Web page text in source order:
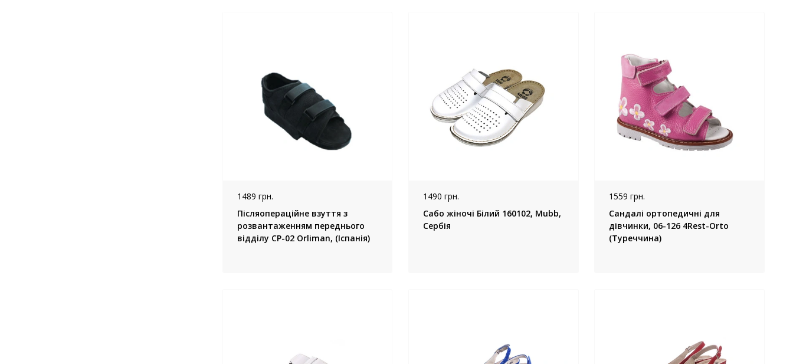
1489 грн.
Післяопераційне взуття з
розвантаженням переднього
відділу СР-02 Orliman, (Іспанія)
1490 грн.
Сабо жіночі Білий 160102, Mubb,
Сербія
1559 грн.
Сандалі ортопедичні для
дівчинки, 06-126 4Rest-Orto
(Туреччина)